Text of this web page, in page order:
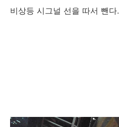
비상등 시그널 선을 따서 뺀다.